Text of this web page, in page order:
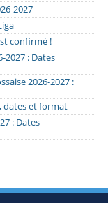
2027
confirmé !
2027 : Dates
2026-2027 :
dates et format
: Dates